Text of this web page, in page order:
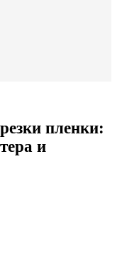
пленки:
и